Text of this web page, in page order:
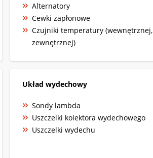
Alternatory
Cewki zapłonowe
Czujniki temperatury (wewnętrznej,
zewnętrznej)
Układ wydechowy
Sondy lambda
Uszczelki kolektora wydechowego
Uszczelki wydechu